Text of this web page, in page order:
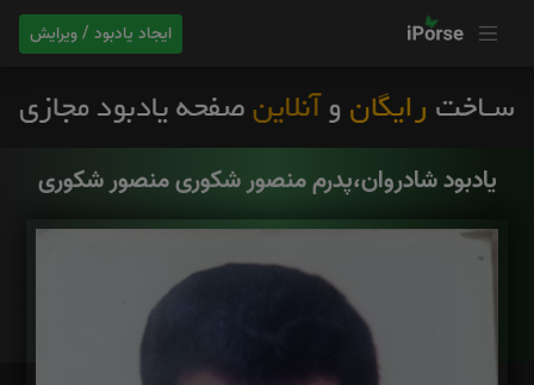
ایجاد یادبود / ویرایش
یادبود شادروان،پدرم منصور شکوری منصور شکوری